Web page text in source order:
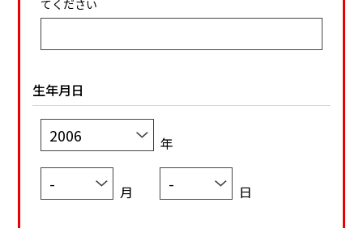
てください
生年月日
年
月 日